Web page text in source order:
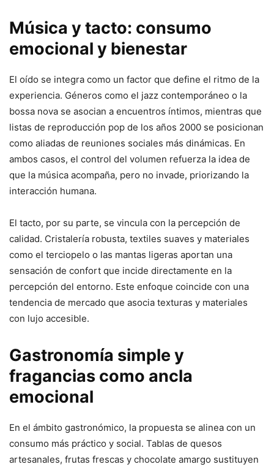
Música y tacto: consumo
emocional y bienestar
El oído se integra como un factor que define el ritmo de la
experiencia. Géneros como el jazz contemporáneo o la
bossa nova se asocian a encuentros íntimos, mientras que
listas de reproducción pop de los años 2000 se posicionan
como aliadas de reuniones sociales más dinámicas. En
ambos casos, el control del volumen refuerza la idea de
que la música acompaña, pero no invade, priorizando la
interacción humana.
El tacto, por su parte, se vincula con la percepción de
calidad. Cristalería robusta, textiles suaves y materiales
como el terciopelo o las mantas ligeras aportan una
sensación de confort que incide directamente en la
percepción del entorno. Este enfoque coincide con una
tendencia de mercado que asocia texturas y materiales
con lujo accesible.
Gastronomía simple y
fragancias como ancla
emocional
En el ámbito gastronómico, la propuesta se alinea con un
consumo más práctico y social. Tablas de quesos
artesanales, frutas frescas y chocolate amargo sustituyen